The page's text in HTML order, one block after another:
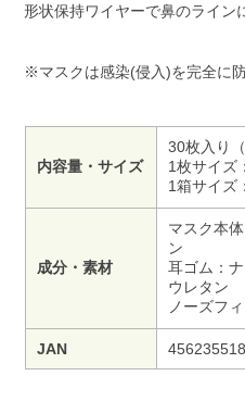
形状保持ワイヤーで鼻のライン
※マスクは感染(侵入)を完全に
内容量・サイズ
30枚入り
1枚サイズ
1箱サイズ
成分・素材
マスク本
ン
耳ゴム：
ウレタン
ノーズフ
JAN